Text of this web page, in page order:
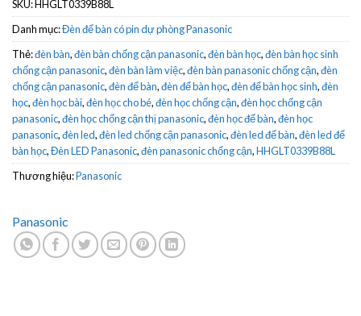
SKU:HHGLT0339B88L
Danh mục:Đèn để bàn có pin dự phòng Panasonic
Thẻ:đèn bàn,đèn bàn chống cận panasonic,đèn bàn học,đèn bàn học sinh
chống cận panasonic,đèn bàn làm việc,đèn bàn panasonic chống cận,đèn
chống cận panasonic,đèn để bàn,đèn để bàn học,đèn để bàn học sinh,đèn
học,đèn học bài,đèn học cho bé,đèn học chống cận,đèn học chống cận
panasonic,đèn học chống cận thị panasonic,đèn học để bàn,đèn học
panasonic,đèn led,đèn led chống cận panasonic,đèn led để bàn,đèn led để
bàn học,Đèn LED Panasonic,đèn panasonic chống cận,HHGLT0339B88L
Thương hiệu:Panasonic
Panasonic